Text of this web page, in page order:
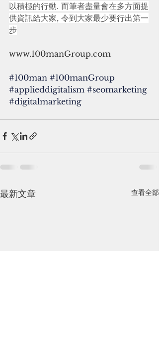
以積極的行動. 而筆者盡量會在多方面提
供資訊給大家, 令到大家最少要行出第一
步
www.100manGroup.com
#100man #100manGroup
#applieddigitalism #seomarketing
#digitalmarketing
最新文章 查看全部